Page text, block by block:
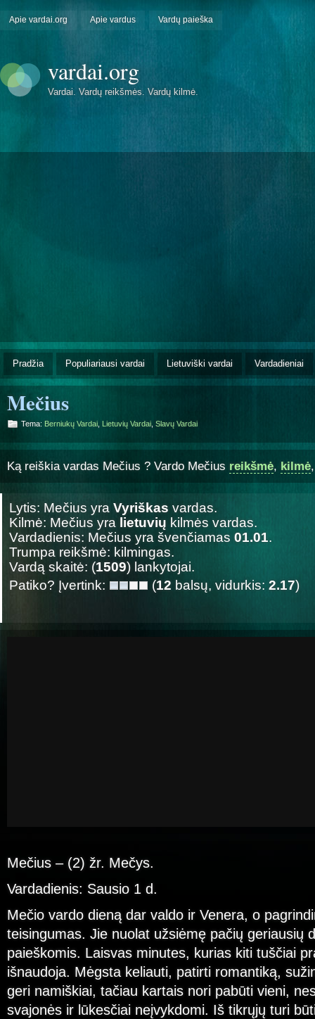
Apie vardai.org Apie vardus Vardų paieška
vardai.org
Vardai. Vardų reikšmės. Vardų kilmė.
Pradžia Populiariausi vardai Lietuviški vardai Vardadieniai
Mečius
Tema: Berniukų Vardai Lietuvių Vardai Slavų Vardai
Ką reiškia vardas Mečius ? Vardo Mečius reikšmė, kilmė
Lytis: Mečius yra Vyriškas vardas.
Kilmė: Mečius yra lietuvių kilmės vardas.
Vardadienis: Mečius yra švenčiamas 01.01.
Trumpa reikšmė: kilmingas.
Vardą skaitė: (1509) lankytojai.
Patiko? Įvertink:
(12 balsų, vidurkis: 2.17)
Mečius – (2) žr. Mečys.
Vardadienis: Sausio 1 d.
Mečio vardo dieną dar valdo ir Venera, o
teisingumas. Jie nuolat užsiėmę pačių geriausių
paieškomis. Laisvas minutes, kurias kiti tuščiai
išnaudoja. Mėgsta keliauti, patirti romantiką,
geri namiškiai, tačiau kartais nori pabūti vieni,
svajonės ir lūkesčiai neįvykdomi. Iš tikrųjų turi